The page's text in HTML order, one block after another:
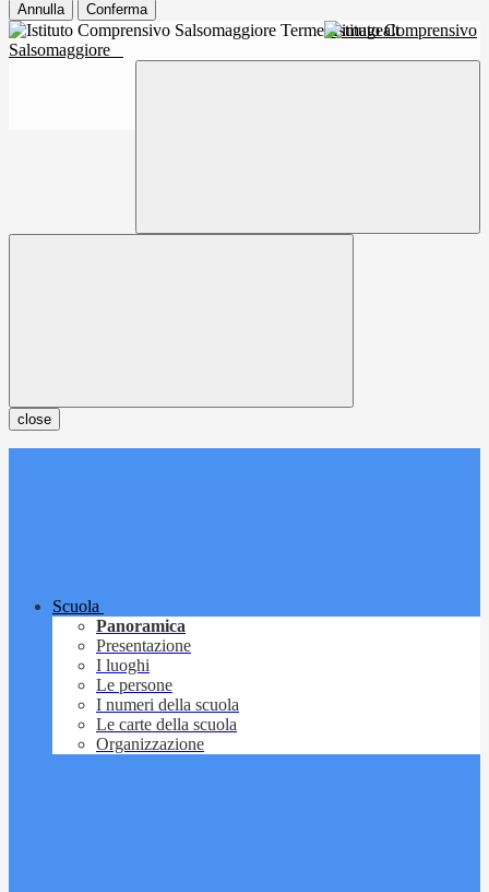
Annulla Conferma
Istituto Comprensivo
Salsomaggiore
close
Scuola
Panoramica
Presentazione
I luoghi
Le persone
I numeri della scuola
Le carte della scuola
Organizzazione